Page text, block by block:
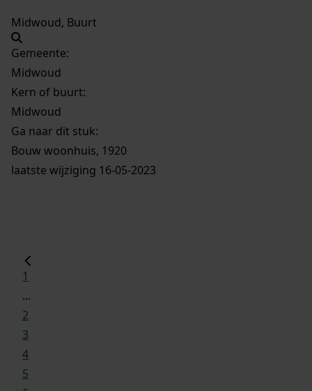
Midwoud, Buurt
Gemeente:
Midwoud
Kern of buurt:
Midwoud
Ga naar dit stuk:
Bouw woonhuis, 1920
laatste wijziging 16-05-2023
1
...
2
3
4
5